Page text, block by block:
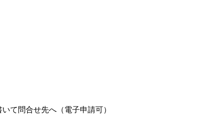
て問合せ先へ（電子申請可）